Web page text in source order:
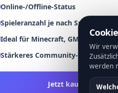
Online-/Offline-Status
Spieleranzahl je nach Spiel
Ideal für Minecraft, GMod & FiveM
Stärkeres Community-
Jetzt kaufen
Wir
werden